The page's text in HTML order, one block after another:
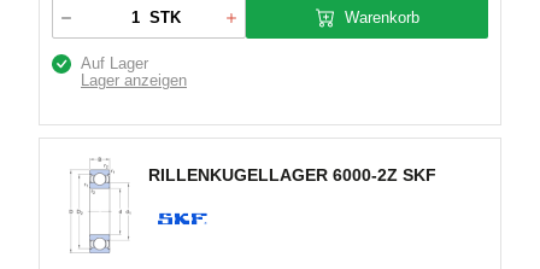
STK Warenkorb
Auf Lager
Lager anzeigen
RILLENKUGELLAGER 6000-2Z SKF